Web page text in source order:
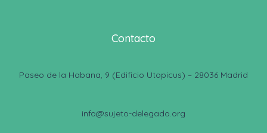
Contacto
Paseo de la Habana, 9 (Edificio Utopicus) – 28036 Madrid
info@sujeto-delegado.org